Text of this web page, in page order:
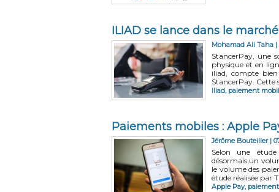
ILIAD se lance dans le
Mohamad Ali Taha |
StancerPay, une
physique et en
iliad, compte
StancerPay. Cette
Iliad, paiement
​Paiements mobiles : Apple
Jérôme Bouteiller|
Selon une
désormais un
le volume des
étude réalisée par
Apple Pay,